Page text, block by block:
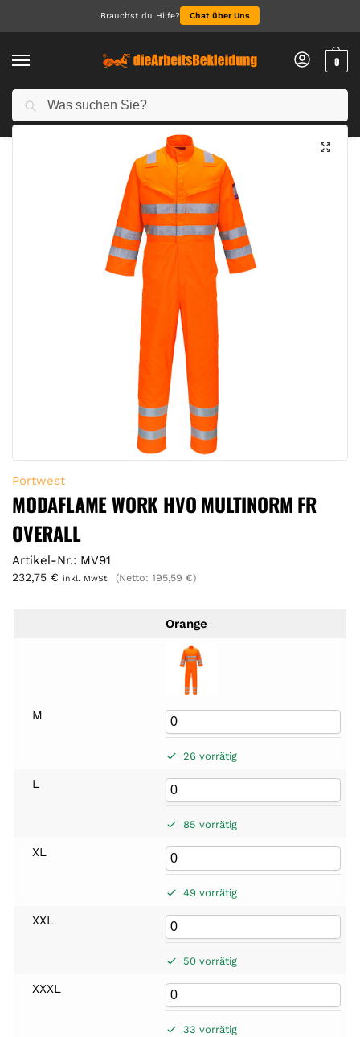
Brauchst du Hilfe? Chat über Uns
0
Start Arbeitskleidung Herren
Portwest
MODAFLAME WORK HVO MULTINORM FR
OVERALL
Artikel-Nr.: MV91
232,75 € inkl. MwSt. (Netto: 195,59 €)
Orange
M
26 vorrätig
L
85 vorrätig
XL
49 vorrätig
XXL
50 vorrätig
XXXL
33 vorrätig